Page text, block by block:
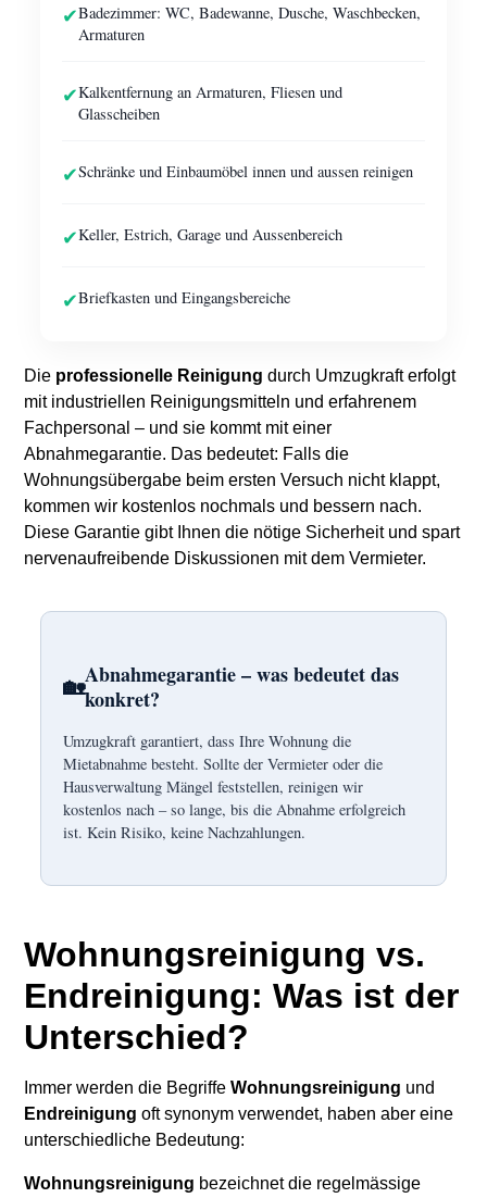
✔Badezimmer: WC, Badewanne, Dusche, Waschbecken,
Armaturen
✔Kalkentfernung an Armaturen, Fliesen und
Glasscheiben
✔Schränke und Einbaumöbel innen und aussen reinigen
✔Keller, Estrich, Garage und Aussenbereich
✔Briefkasten und Eingangsbereiche
Die professionelle Reinigung durch Umzugkraft erfolgt
mit industriellen Reinigungsmitteln und erfahrenem
Fachpersonal – und sie kommt mit einer
Abnahmegarantie. Das bedeutet: Falls die
Wohnungsübergabe beim ersten Versuch nicht klappt,
kommen wir kostenlos nochmals und bessern nach.
Diese Garantie gibt Ihnen die nötige Sicherheit und spart
nervenaufreibende Diskussionen mit dem Vermieter.
🏡Abnahmegarantie – was bedeutet das
konkret?
Umzugkraft garantiert, dass Ihre Wohnung die
Mietabnahme besteht. Sollte der Vermieter oder die
Hausverwaltung Mängel feststellen, reinigen wir
kostenlos nach – so lange, bis die Abnahme erfolgreich
ist. Kein Risiko, keine Nachzahlungen.
Wohnungsreinigung vs.
Endreinigung: Was ist der
Unterschied?
Immer werden die BegriffeWohnungsreinigung und
Endreinigung oft synonym verwendet, haben aber eine
unterschiedliche Bedeutung:
Wohnungsreinigung bezeichnet die regelmässige